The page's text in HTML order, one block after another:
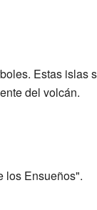
Estas islas
del volcán.
los Ensueños".